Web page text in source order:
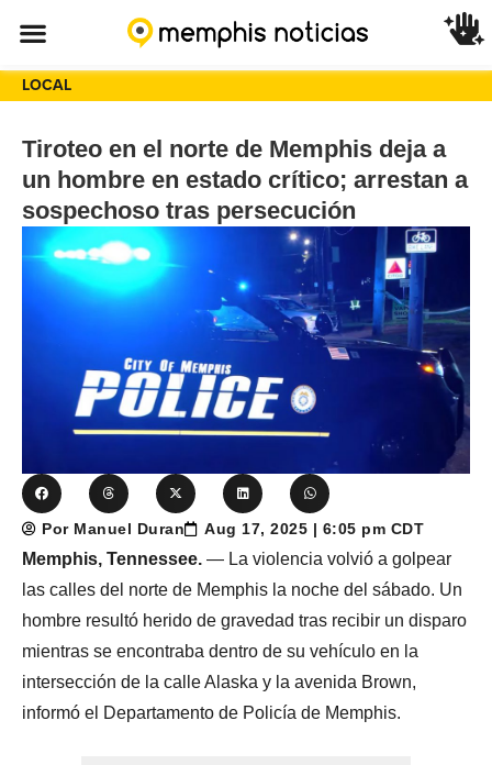
LOCAL
Tiroteo en el norte de Memphis deja a
un hombre en estado crítico; arrestan a
sospechoso tras persecución
Por Manuel Duran Aug 17, 2025 | 6:05 pm CDT
Memphis, Tennessee. — La violencia volvió a golpear
las calles del norte de Memphis la noche del sábado. Un
hombre resultó herido de gravedad tras recibir un disparo
mientras se encontraba dentro de su vehículo en la
intersección de la calle Alaska y la avenida Brown,
informó el Departamento de Policía de Memphis.